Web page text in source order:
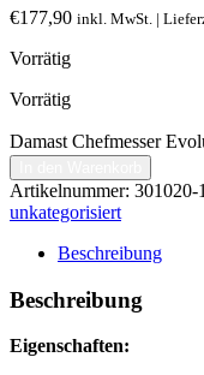
€177,90 inkl. MwSt. |
Vorrätig
Vorrätig
Damast Chefmesser
Artikelnummer: 301020-1
unkategorisiert
Beschreibung
Beschreibung
Eigenschaften: